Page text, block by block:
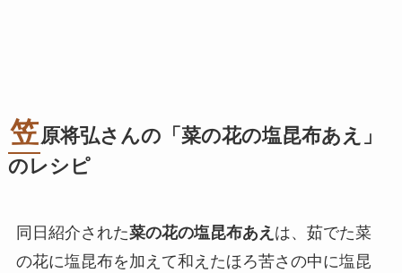
笠原将弘さんの「 菜の花の塩昆布あえ
」
のレシピ
同日紹介された菜の花の塩昆布あえ は、茹でた菜
の花に塩昆布を加えて和えたほろ苦さの中に塩昆